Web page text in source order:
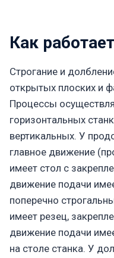
Как работает
Строгание и
открытых плоских и
Процессы
горизонтальных
вертикальных. У
главное движение
имеет стол с
движение подачи
поперечно
имеет резец,
движение подачи
на столе станка. У